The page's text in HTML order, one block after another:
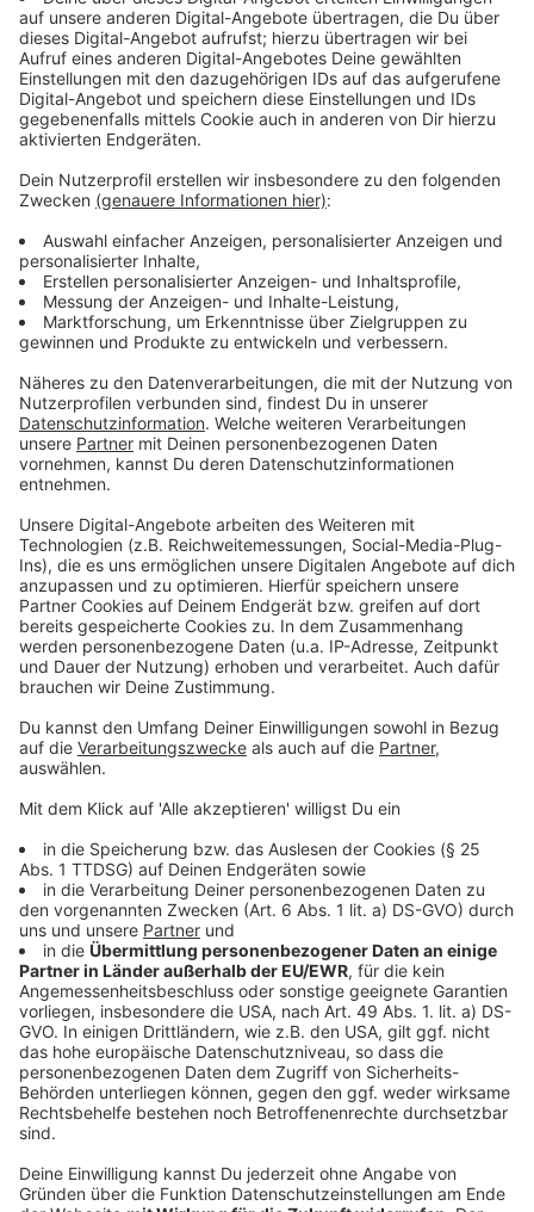
Nutzung des Service zu, um dieses
Video anzusehen.
Mehr Informationen
powered byUsercentrics Consent
Grillen um die Welt: Pulled Chicken
Das komplette Rezept
Anzeige
4 Hähnchenfilets
4 EL Barbecue Sauce
1 Limette
1 TL Paprikapulver süss
2 EL Olivenöl
Für die Waffeln:
125g Zucker
1 Päcken Vanillezucker
125g weiche Butter
1 TL Backpulver
250g Mehl
250 ml Milch
1 Prise Salz